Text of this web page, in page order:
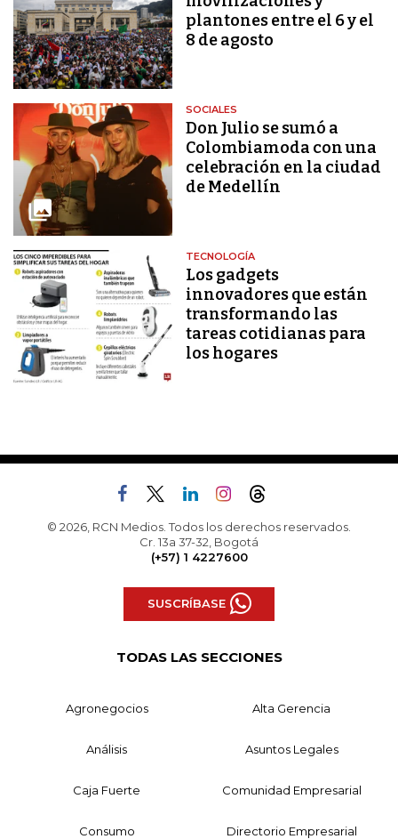
plantones entre el 6 y el
8 de agosto
SOCIALES
Don Julio se sumó a
Colombiamoda con una
celebración en la ciudad
de Medellín
TECNOLOGÍA
Los gadgets
innovadores que están
transformando las
tareas cotidianas para
los hogares
© 2026, RCN Medios. Todos los derechos reservados.
Cr. 13a 37-32, Bogotá
(+57) 1 4227600
SUSCRÍBASE
TODAS LAS SECCIONES
Agronegocios Alta Gerencia
Análisis Asuntos Legales
Caja Fuerte Comunidad Empresarial
Consumo Directorio Empresarial